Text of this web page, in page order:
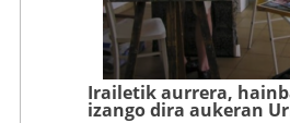
Irailetik aurrera,
izango dira aukeran